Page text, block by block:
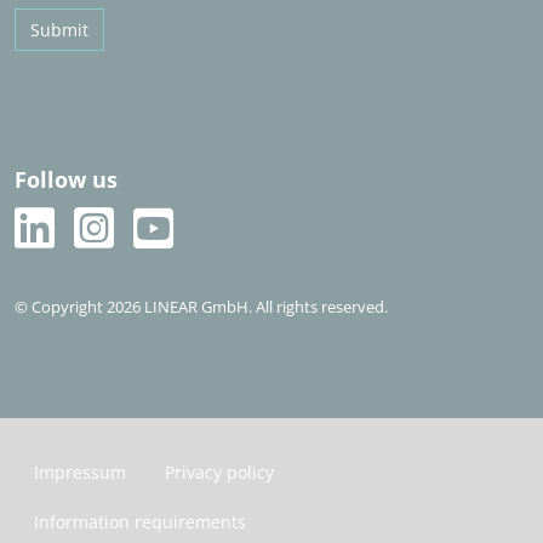
Submit
Follow us
© Copyright 2026 LINEAR GmbH. All rights reserved.
Impressum Privacy policy
Information requirements